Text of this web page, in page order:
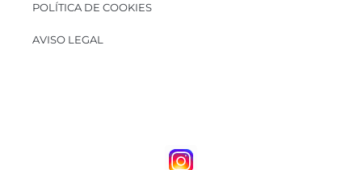
POLÍTICA DE COOKIES
AVISO LEGAL